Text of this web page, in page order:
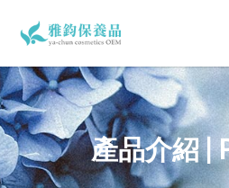
產品介紹 |